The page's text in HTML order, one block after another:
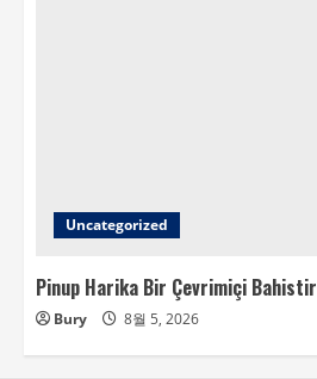
Uncategorized
Pinup Harika Bir Çevrimiçi Bahistir
Bury 8월 5, 2026